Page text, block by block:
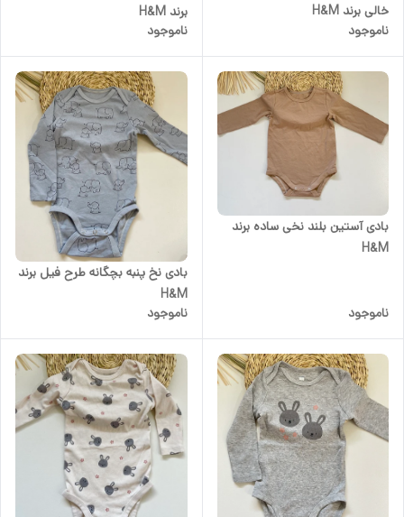
خالی برند H&M
ناموجود
برند H&M
ناموجود
بادی آستین بلند نخی ساده برند
H&M
ناموجود
بادی نخ پنبه بچگانه طرح فیل برند
H&M
ناموجود